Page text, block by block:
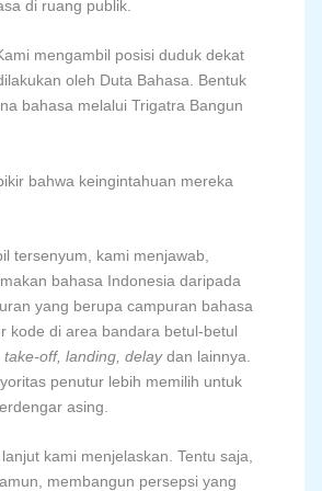
di ruang publik.
mengambil posisi duduk dekat
oleh Duta Bahasa. Bentuk
bahasa melalui Trigatra Bangun
bahwa keingintahuan mereka
tersenyum, kami menjawab,
bahasa Indonesia daripada
yang berupa campuran bahasa
kode di area bandara betul-betul
off, landing, delaydan lainnya.
penutur lebih memilih untuk
asing.
kami menjelaskan. Tentu saja,
membangun persepsi yang